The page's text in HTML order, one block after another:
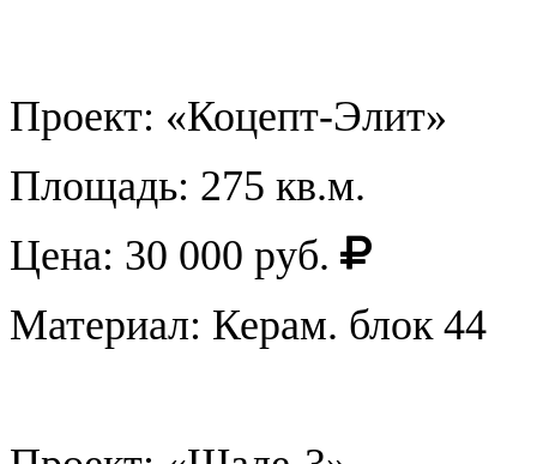
Проект: «Коцепт-Элит»
Площадь: 275 кв.м.
Цена: 30 000 руб.
Материал: Керам. блок 44